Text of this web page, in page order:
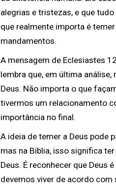
alegrias e tristezas, e que
que realmente importa é
mandamentos.
A mensagem de Eclesiastes
lembra que, em última
Deus. Não importa o que
tivermos um relacionamento
importância no final.
A ideia de temer a Deus pode
mas na Bíblia, isso significa
Deus. É reconhecer que Deus
devemos viver de acordo com